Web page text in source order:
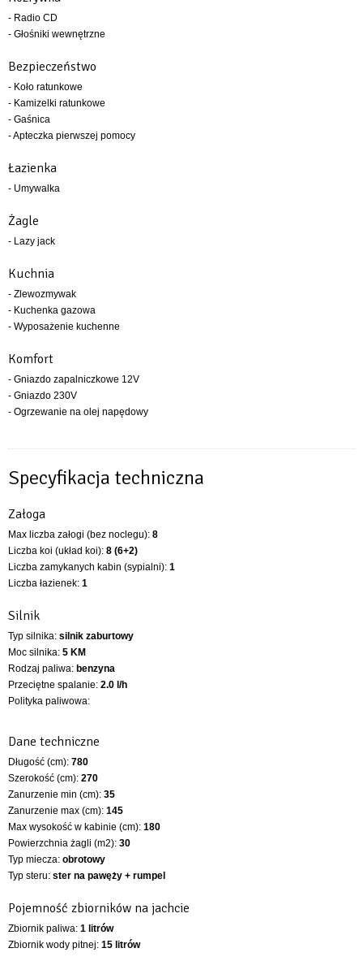
- Radio CD
- Głośniki wewnętrzne
Bezpieczeństwo
- Koło ratunkowe
- Kamizelki ratunkowe
- Gaśnica
- Apteczka pierwszej pomocy
Łazienka
- Umywalka
Żagle
- Lazy jack
Kuchnia
- Zlewozmywak
- Kuchenka gazowa
- Wyposażenie kuchenne
Komfort
- Gniazdo zapalniczkowe 12V
- Gniazdo 230V
- Ogrzewanie na olej napędowy
Specyfikacja techniczna
Załoga
Max liczba załogi (bez noclegu): 8
Liczba koi (układ koi): 8 (6+2)
Liczba zamykanych kabin (sypialni): 1
Liczba łazienek: 1
Silnik
Typ silnika: silnik zaburtowy
Moc silnika: 5 KM
Rodzaj paliwa: benzyna
Przeciętne spalanie: 2.0 l/h
Polityka paliwowa:
Dane techniczne
Długość (cm): 780
Szerokość (cm): 270
Zanurzenie min (cm): 35
Zanurzenie max (cm): 145
Max wysokość w kabinie (cm): 180
Powierzchnia żagli (m2): 30
Typ miecza: obrotowy
Typ steru: ster na pawęży + rumpel
Pojemność zbiorników na jachcie
Zbiornik paliwa: 1 litrów
Zbiornik wody pitnej: 15 litrów